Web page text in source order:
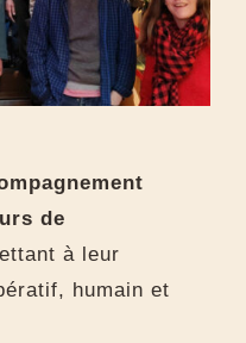
de
à leur
humain et